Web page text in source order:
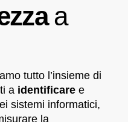
a
tutto l’insieme di
a identificare e
sistemi informatici,
la